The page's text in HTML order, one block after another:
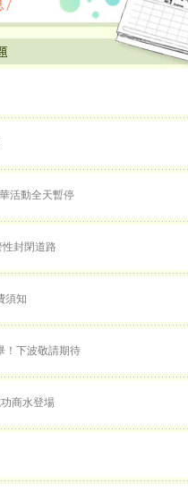
活動全天暫停
封閉道路
須知
！下波敬請期待
商水登場